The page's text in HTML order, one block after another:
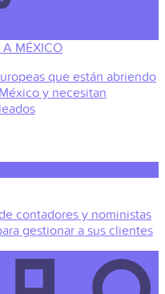
A MÉXICO
que están abriendo
y necesitan
contadores y noministas
gestionar a sus clientes